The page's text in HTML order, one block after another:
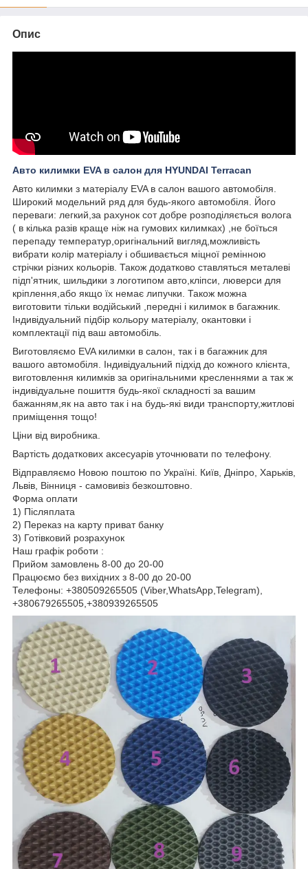
Опис
Авто килимки EVA в салон для HYUNDAI Terracan
Авто килимки з матеріалу EVA в салон вашого автомобіля.
Широкий модельний ряд для будь-якого автомобіля. Його
переваги: легкий,за рахунок сот добре розподіляється волога
( в кілька разів краще ніж на гумових килимках) ,не боїться
перепаду температур,оригінальний вигляд,можливість
вибрати колір матеріалу і обшивається міцної ремінною
стрічки різних кольорів. Також додатково ставляться металеві
підп'ятник, шильдики з логотипом авто,кліпси, люверси для
кріплення,або якщо їх немає липучки. Також можна
виготовити тільки водійський ,передні і килимок в багажник.
Індивідуальний підбір кольору матеріалу, окантовки і
комплектації під ваш автомобіль.
Виготовляємо EVA килимки в салон, так і в багажник для
вашого автомобіля. Індивідуальний підхід до кожного клієнта,
виготовлення килимків за оригінальними кресленнями а так ж
індивідуальне пошиття будь-якої складності за вашим
бажанням,як на авто так і на будь-які види транспорту,житлові
приміщення тощо!
Ціни від виробника.
Вартість додаткових аксесуарів уточнювати по телефону.
Відправляємо Новою поштою по Україні. Київ, Дніпро, Харьків,
Львів, Вінниця - самовивіз безкоштовно.
Форма оплати
1) Післяплата
2) Переказ на карту приват банку
3) Готівковий розрахунок
Наш графік роботи :
Прийом замовлень 8-00 до 20-00
Працюємо без вихідних з 8-00 до 20-00
Телефоны: +380509265505 (Viber,WhatsApp,Telegram),
+380679265505,+380939265505